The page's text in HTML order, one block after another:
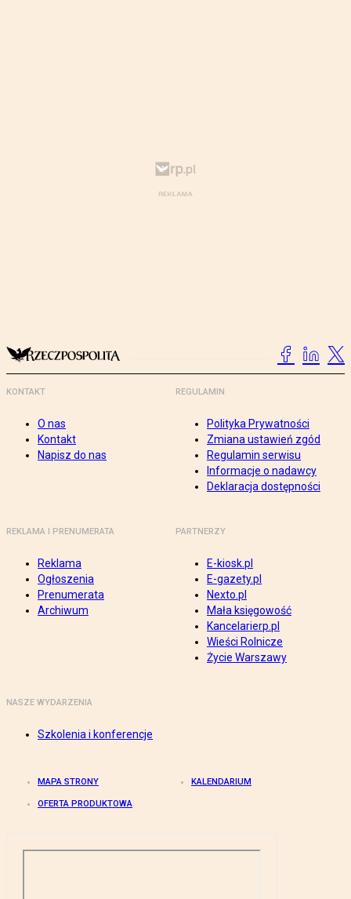
KONTAKT
O nas
Kontakt
Napisz do nas
REGULAMIN
Polityka Prywatności
Zmiana ustawień zgód
Regulamin serwisu
Informacje o nadawcy
Deklaracja dostępności
REKLAMA I PRENUMERATA
Reklama
Ogłoszenia
Prenumerata
Archiwum
PARTNERZY
E-kiosk.pl
E-gazety.pl
Nexto.pl
Mała księgowość
Kancelarierp.pl
Wieści Rolnicze
Życie Warszawy
NASZE WYDARZENIA
Szkolenia i konferencje
MAPA STRONY KALENDARIUM
OFERTA PRODUKTOWA